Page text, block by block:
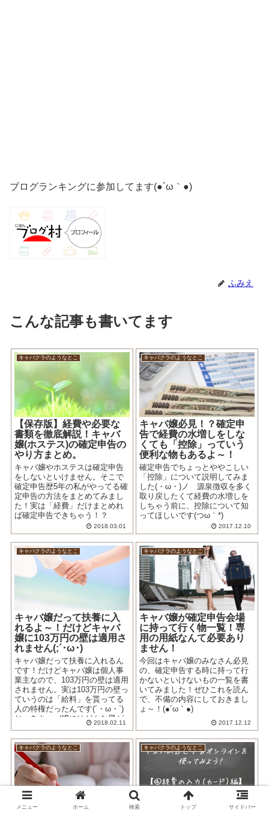
ブログランキングに参加してます(●´ω｀●)
ふみえ
こんな記事も書いてます
キャバクラのようなとこ
【保存版】経費や必要な
書類を徹底解説！キャバ
嬢(ホステス)の確定申告の
やり方まとめ。
キャバ嬢やホステスは確定申告
をしないといけません。そこで
確定申告歴5年の私がやってる確
定申告の方法をまとめてみまし
た！実は「経費」だけまとめれ
ば確定申告できちゃう！？
2018.03.01
キャバクラのようなとこ
キャバ嬢必見！？確定申
告で経費の水増しをしな
くても「控除」っていう
便利な物もあるよ～！
確定申告でちょっとややこしい
「控除」について説明してみま
した(・ω・)ノ 源泉徴収を多く
取り戻したくて経費の水増しを
しちゃう前に、控除について知
ってほしいです(つω｀*)
2017.12.10
キャバクラのようなとこ
キャバ嬢だって扶養に入
れるよ～！だけどキャバ
嬢に103万円の壁は適用さ
れません(;´･ω･)
キャバ嬢だって扶養に入れるん
です！だけどキャバ嬢は個人事
業主なので、103万円の壁は適用
されません。実は103万円の壁っ
ていうのは「給料」を貰ってる
人の特権だったんです(´・ω・`)
じゃあキャバ嬢にはどんな壁が
2018.02.11
キャバクラのようなとこ
キャバ嬢が確定申告会場
に持って行く物一覧！専
用の用紙なんて必要あり
ません！
今回はキャバ嬢のみなさん必見
の、確定申告する時に持って行
かないといけないもの一覧を書
いてみました！ぜひこれを読ん
で、不備の内容にしておきまし
ょ～！(●´ω｀●)
2017.12.12
キャバクラのようなとこ キャバクラのようなとこ
メニュー ホーム 検索 トップ サイドバー